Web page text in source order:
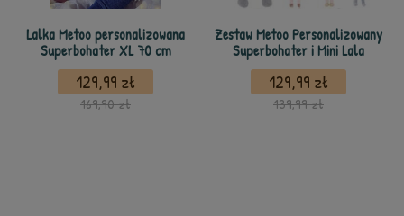
Lalka Metoo personalizowana
Superbohater XL 70 cm
129,99 zł
169,90 zł
Zestaw Metoo Personalizowany
Superbohater i Mini Lala
129,99 zł
139,99 zł